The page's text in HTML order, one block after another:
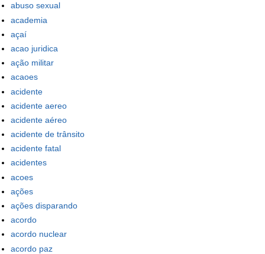
abuso sexual
academia
açaí
acao juridica
ação militar
acaoes
acidente
acidente aereo
acidente aéreo
acidente de trânsito
acidente fatal
acidentes
acoes
ações
ações disparando
acordo
acordo nuclear
acordo paz